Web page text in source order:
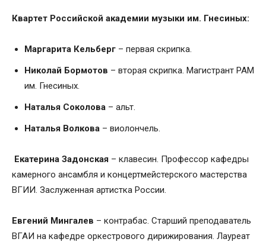
Квартет Российской академии музыки им. Гнесиных:
Маргарита Кельберг – первая скрипка.
Николай Бормотов – вторая скрипка. Магистрант РАМ
им. Гнесиных.
Наталья Соколова – альт.
Наталья Волкова – виолончель.
Екатерина Задонская – клавесин. Профессор кафедры
камерного ансамбля и концертмейстерского мастерства
ВГИИ. Заслуженная артистка России.
Евгений Мингалев – контрабас. Старший преподаватель
ВГАИ на кафедре оркестрового дирижирования. Лауреат